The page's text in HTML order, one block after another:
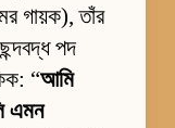
গায়ক), তাঁর
পদ
“আমি
এমন